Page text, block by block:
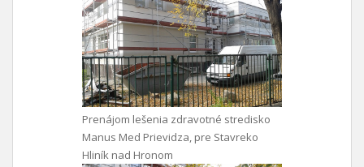
Prenájom lešenia zdravotné stredisko
Manus Med Prievidza, pre Stavreko
Hliník nad Hronom